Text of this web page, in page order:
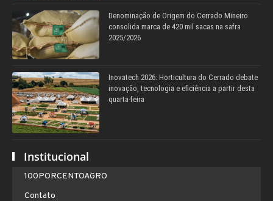
Denominação de Origem do Cerrado Mineiro
consolida marca de 420 mil sacas na safra
2025/2026
Inovatech 2026: Horticultura do Cerrado debate
inovação, tecnologia e eficiência a partir desta
quarta-feira
Institucional
100PORCENTOAGRO
Contato